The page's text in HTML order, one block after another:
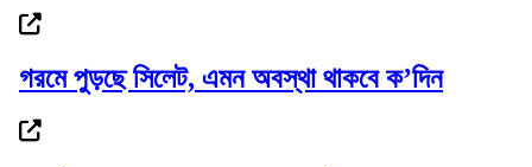
দাবি আদায় না হওয়া পর্যন্ত আন্দোলন চলবে:...
গরমে পুড়ছে সিলেট, এমন অবস্থা থাকবে ক’দিন